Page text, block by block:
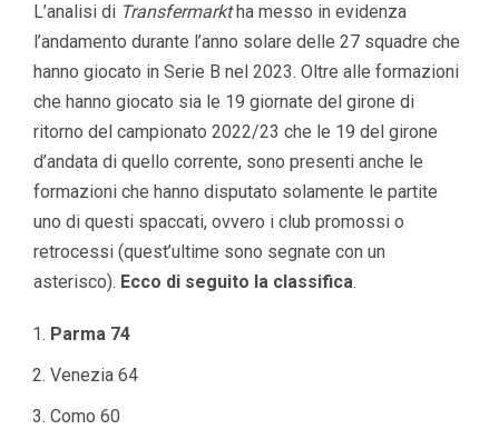
L’analisi di Transfermarkt ha messo in evidenza
l’andamento durante l’anno solare delle 27 squadre che
hanno giocato in Serie B nel 2023. Oltre alle formazioni
che hanno giocato sia le 19 giornate del girone di
ritorno del campionato 2022/23 che le 19 del girone
d’andata di quello corrente, sono presenti anche le
formazioni che hanno disputato solamente le partite
uno di questi spaccati, ovvero i club promossi o
retrocessi (quest’ultime sono segnate con un
asterisco). Ecco di seguito la classifica.
Parma 74
Venezia 64
Como 60